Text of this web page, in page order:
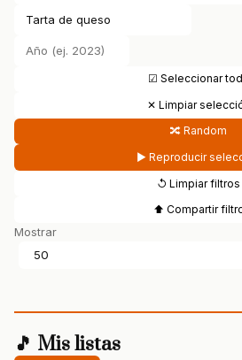
☑ Seleccionar
✕ Limpiar
🔀 Random
▶ Reproducir
↺ Limpiar filtros
⬆ Compartir
Mostrar
🎵 Mis listas